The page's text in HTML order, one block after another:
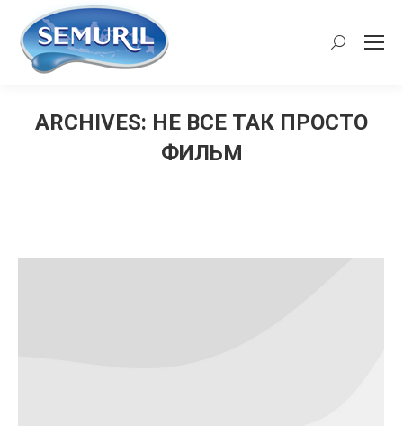
Search:
ARCHIVES: НЕ ВСЕ ТАК ПРОСТО
ФИЛЬМ